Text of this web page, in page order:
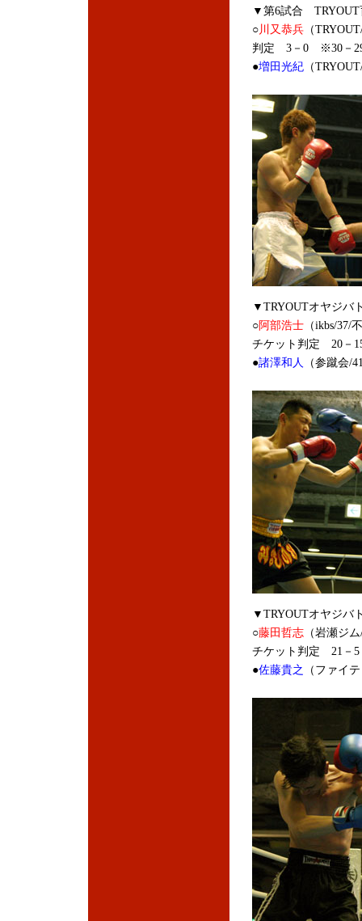
▼第6試合
○川又恭兵（
判定 3－0 ※30－29
●増田光紀（
▼TRYOUTオヤジバ
○阿部浩士（ikbs/37/
チケット判定 20－
●諸澤和人 （参蹴会/
▼TRYOUTオヤジバ
○藤田哲志（岩瀬ジ
チケット判定 21－5
●佐藤貴之 （ファイ